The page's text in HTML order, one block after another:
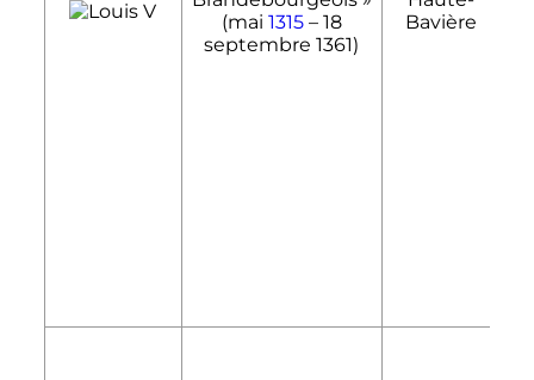
(mai 1315– 18
septembre 1361)
Bavière